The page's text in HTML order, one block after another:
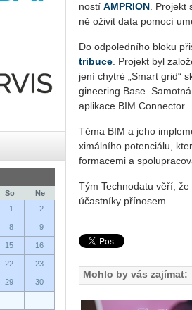
So
Ne
1
2
8 9
15 16
22 23
29 30
nos­tí AM­PRI­ON .
ně oži­vit data po­mo­cí
Do od­po­led­ní­ho bloku
tri­buce . Pro­jekt byl
je­ní chyt­ré „Smart grid“
gi­nee­ring Base.
apli­ka­ce BIM Con­nec­tor.
Téma BIM a jeho
xi­mál­ní­ho po­ten­ci­á­lu,
for­ma­ce­mi a
Tým Tech­no­da­tu věří,
účast­ní­ky pří­no­sem.
Mohlo by vás zajímat: